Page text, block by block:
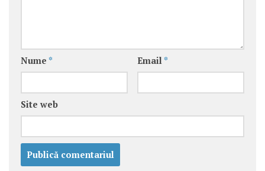
Nume * Email *
Site web